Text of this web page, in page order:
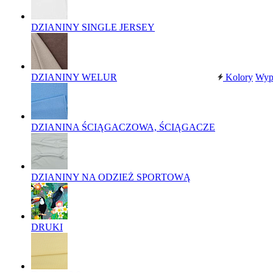
DZIANINY SINGLE JERSEY
DZIANINY WELUR
DZIANINA ŚCIĄGACZOWA, ŚCIĄGACZE
DZIANINY NA ODZIEŻ SPORTOWĄ
DRUKI
Kolory